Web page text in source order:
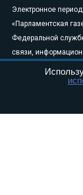
Электронное
«Парламентская
Федеральной
связи,
августа 2011 года.
Свидетельство о